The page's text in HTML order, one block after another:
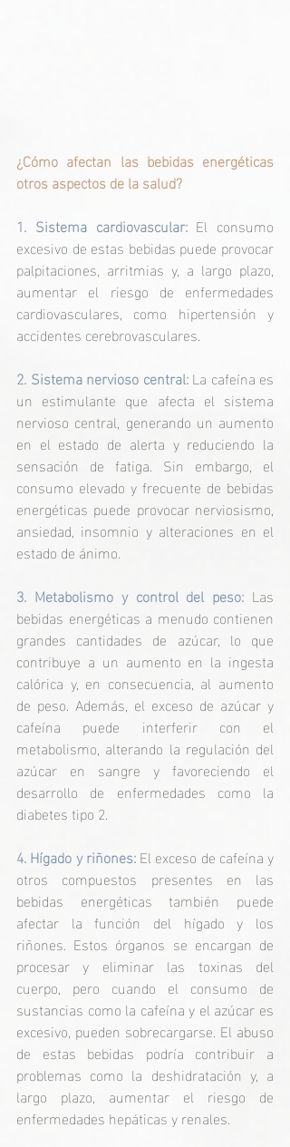
¿Cómo afectan las bebidas energéticas
otros aspectos de la salud?
1. Sistema cardiovascular: El consumo
excesivo de estas bebidas puede provocar
palpitaciones, arritmias y, a largo plazo,
aumentar el riesgo de enfermedades
cardiovasculares, como hipertensión y
accidentes cerebrovasculares.
2. Sistema nervioso central: La cafeína es
un estimulante que afecta el sistema
nervioso central, generando un aumento
en el estado de alerta y reduciendo la
sensación de fatiga. Sin embargo, el
consumo elevado y frecuente de bebidas
energéticas puede provocar nerviosismo,
ansiedad, insomnio y alteraciones en el
estado de ánimo.
3. Metabolismo y control del peso: Las
bebidas energéticas a menudo contienen
grandes cantidades de azúcar, lo que
contribuye a un aumento en la ingesta
calórica y, en consecuencia, al aumento
de peso. Además, el exceso de azúcar y
cafeína puede interferir con el
metabolismo, alterando la regulación del
azúcar en sangre y favoreciendo el
desarrollo de enfermedades como la
diabetes tipo 2.
4. Hígado y riñones: El exceso de cafeína y
otros compuestos presentes en las
bebidas energéticas también puede
afectar la función del hígado y los
riñones. Estos órganos se encargan de
procesar y eliminar las toxinas del
cuerpo, pero cuando el consumo de
sustancias como la cafeína y el azúcar es
excesivo, pueden sobrecargarse. El abuso
de estas bebidas podría contribuir a
problemas como la deshidratación y, a
largo plazo, aumentar el riesgo de
enfermedades hepáticas y renales.